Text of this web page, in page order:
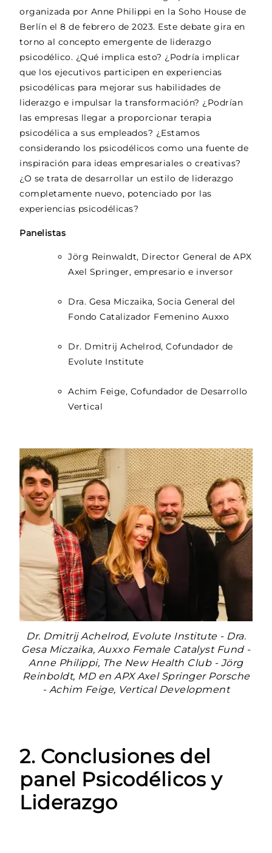
organizada por Anne Philippi en la Soho House de
Berlín el 8 de febrero de 2023. Este debate gira en
torno al concepto emergente de liderazgo
psicodélico. ¿Qué implica esto? ¿Podría implicar
que los ejecutivos participen en experiencias
psicodélicas para mejorar sus habilidades de
liderazgo e impulsar la transformación? ¿Podrían
las empresas llegar a proporcionar terapia
psicodélica a sus empleados? ¿Estamos
considerando los psicodélicos como una fuente de
inspiración para ideas empresariales o creativas?
¿O se trata de desarrollar un estilo de liderazgo
completamente nuevo, potenciado por las
experiencias psicodélicas?
Panelistas
Jörg Reinwaldt, Director General de APX
Axel Springer, empresario e inversor
Dra. Gesa Miczaika, Socia General del
Fondo Catalizador Femenino Auxxo
Dr. Dmitrij Achelrod, Cofundador de
Evolute Institute
Achim Feige, Cofundador de Desarrollo
Vertical
Dr. Dmitrij Achelrod, Evolute Institute - Dra.
Gesa Miczaika, Auxxo Female Catalyst Fund -
Anne Philippi, The New Health Club - Jörg
Reinboldt, MD en APX Axel Springer Porsche
- Achim Feige, Vertical Development
2. Conclusiones del
panel Psicodélicos y
Liderazgo